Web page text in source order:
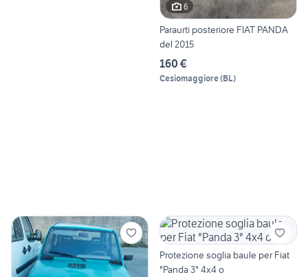
6
Paraurti posteriore FIAT PANDA
del 2015
160 €
Cesiomaggiore(BL)
Protezione soglia baule per Fiat
"Panda 3" 4x4 o